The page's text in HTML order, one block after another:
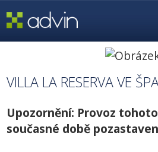
VILLA LA RESERVA VE
Upozornění: Provoz
současné době